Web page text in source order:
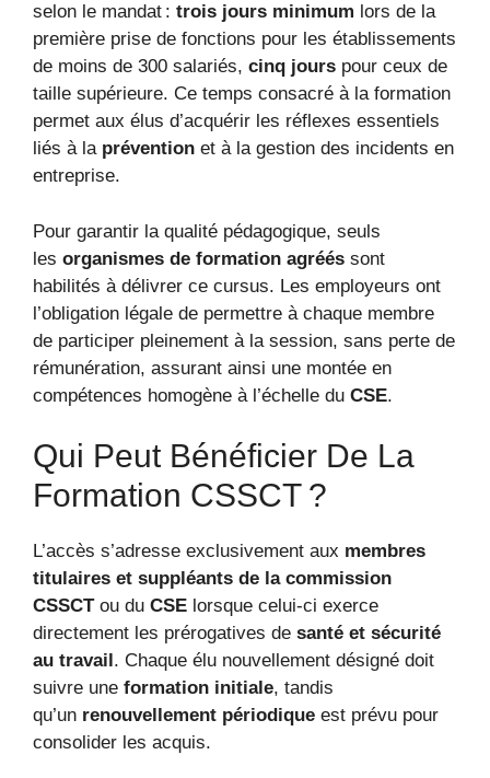
selon le mandat : trois jours minimum lors de la
première prise de fonctions pour les établissements
de moins de 300 salariés, cinq jours pour ceux de
taille supérieure. Ce temps consacré à la formation
permet aux élus d’acquérir les réflexes essentiels
liés à la prévention et à la gestion des incidents en
entreprise.
Pour garantir la qualité pédagogique, seuls
les organismes de formation agréés sont
habilités à délivrer ce cursus. Les employeurs ont
l’obligation légale de permettre à chaque membre
de participer pleinement à la session, sans perte de
rémunération, assurant ainsi une montée en
compétences homogène à l’échelle du CSE.
Qui Peut Bénéficier De La
Formation CSSCT ?
L’accès s’adresse exclusivement aux membres
titulaires et suppléants de la commission
CSSCTou du CSE lorsque celui-ci exerce
directement les prérogatives de santé et sécurité
au travail. Chaque élu nouvellement désigné doit
suivre une formation initiale, tandis
qu’un renouvellement périodique est prévu pour
consolider les acquis.